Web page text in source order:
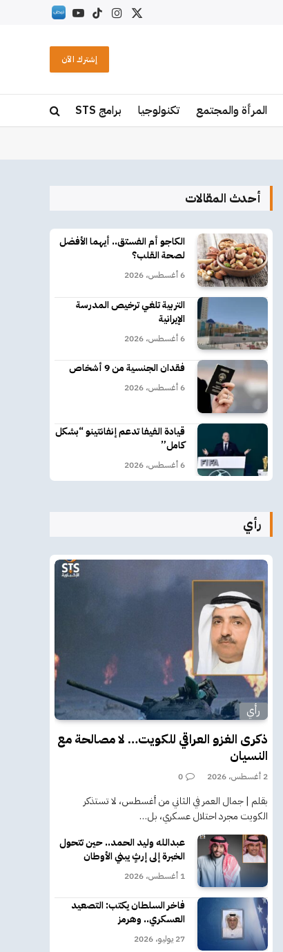
X
الانستغرام
تيكتوكيوتيوب
RSS
إشترك الآن
المرأة والمجتمع تكنولوجيا برامج STS
أحدث المقالات
الكاجو أم الفستق.. أيهما الأفضل
لصحة القلب؟
6 أغسطس، 2026
التربية تلغي ترخيص المدرسة
الإيرانية
6 أغسطس، 2026
فقدان الجنسية من 9 أشخاص
6 أغسطس، 2026
قيادة الفيفا تدعم إنفانتينو “بشكل
كامل”
6 أغسطس، 2026
رأي
رأي
ذكرى الغزو العراقي للكويت… لا مصالحة مع
النسيان
2 أغسطس، 2026 0
بقلم | جمال العمر في الثاني من أغسطس، لا تستذكر
الكويت مجرد احتلال عسكري، بل…
عبدالله وليد الحمد.. حين تتحول
الخبرة إلى إرثٍ يبني الأوطان
1 أغسطس، 2026
فاخر السلطان يكتب: التصعيد
العسكري.. وهرمز
27 يوليو، 2026